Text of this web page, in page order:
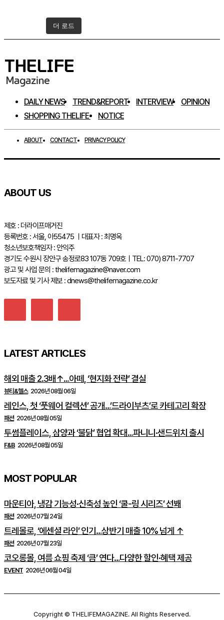
더 로드
DAILY NEWS TREND&REPORT INTERVIEW
OPINION
SHOPPING THELIFE
NOTICE
ABOUT CONTACT PRIVACY POLICY
ABOUT US
제호 : 더라이프매거진
등록번호 : 서울, 아55475 ㅣ대표자 : 최명옥
청소년보호책임자 : 안익주
경기도 수원시 장안구 송정로83 107동 709호ㅣTEL: 070) 8711-7707
광고 및 사업 문의 : thelifemagazine@naver.com
보도자료 및 기사 제보 : dnews@thelifemagazine.co.kr
LATEST ARTICLES
해외 매출 2.3배↑…아떼, ‘현지화 전략’ 결실
뷰티&헬스 2026년 08월 06일
레인스, 첫 ‘풋웨어 컬렉션’ 공개…’드라이부츠’로 카테고리 확장
패션 2026년 08월 05일
투썸플레이스, 삼양과 ‘불닭’ 협업 확대…파니니·샌드위치 출시
F&B 2026년 08월 05일
MOST POPULAR
마운티아, 냉감 기능성·신축성 높인 ‘쿨-링 시리즈’ 선봬
패션 2026년 07월 24일
트레몰로, ‘에센셜 라인’ 인기…상반기 매출 10% 넘게 ↑
패션 2026년 07월 23일
코오롱몰, 여름 쇼핑 축제 ‘큼’ 연다…다양한 할인·혜택 제공
EVENT 2026년 06월 04일
Copyright © THELIFEMAGAZINE. All Rights Reserved.